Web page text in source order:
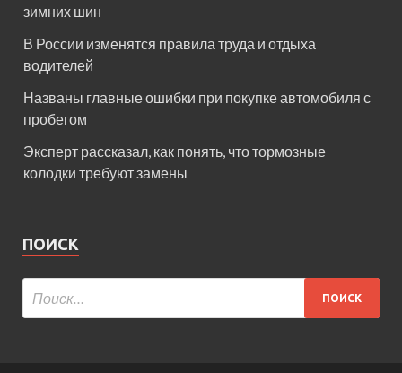
зимних шин
В России изменятся правила труда и отдыха
водителей
Названы главные ошибки при покупке автомобиля с
пробегом
Эксперт рассказал, как понять, что тормозные
колодки требуют замены
ПОИСК